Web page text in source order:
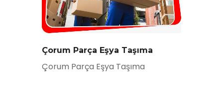
Çorum Parça Eşya Taşıma
Çorum Parça Eşya Taşıma